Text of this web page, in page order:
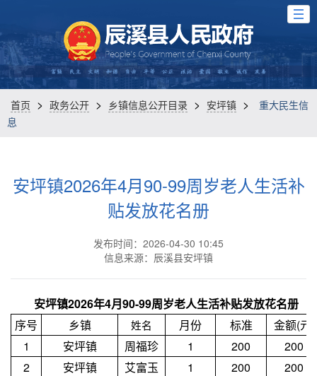
首页 > 政务公开 > 乡镇信息公开目录 > 安坪镇 >
重大民生信
息
安坪镇2026年4月90-99周岁老人生活补
贴发放花名册
发布时间：2026-04-30 10:45
信息来源：辰溪县安坪镇
安坪镇2026年4月90-99周岁老人生活补贴发放花名册
序号
乡镇 姓名 月份 标准
金额(元)
1
安坪镇 周福珍 1 200
200
2
安坪镇 艾富玉 1 200
200